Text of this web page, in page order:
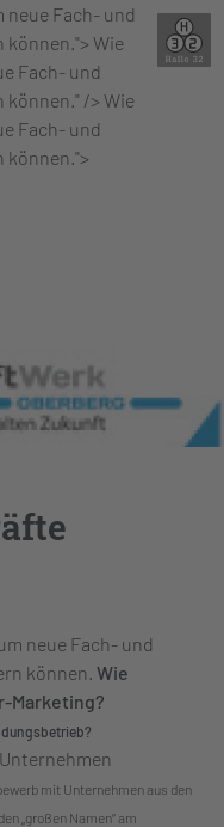
Fach- und
Wie
Fach- und
/> Wie
Fach- und
neue Fach- und
können. Wie
Marketing?
mit Unternehmen aus den
„großen Namen“ am